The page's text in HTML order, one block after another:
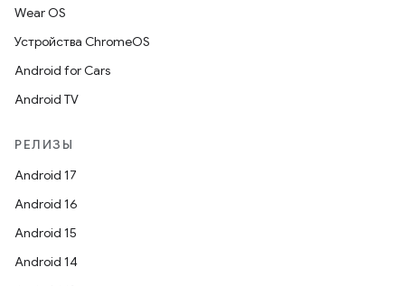
Wear OS
Устройства ChromeOS
Android for Cars
Android TV
РЕЛИЗЫ
Android 17
Android 16
Android 15
Android 14